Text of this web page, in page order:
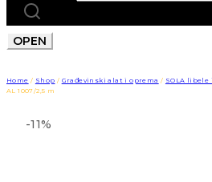
OPEN
Home / Shop / Građevinski alat i oprema / SOLA libele
AL 1007/2,5 m
-11%